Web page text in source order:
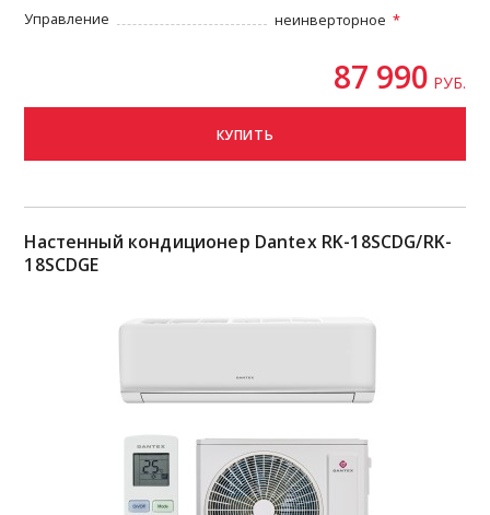
Управление
неинверторное
87 990 РУБ.
КУПИТЬ
Настенный кондиционер Dantex RK-18SCDG/RK-
18SCDGE